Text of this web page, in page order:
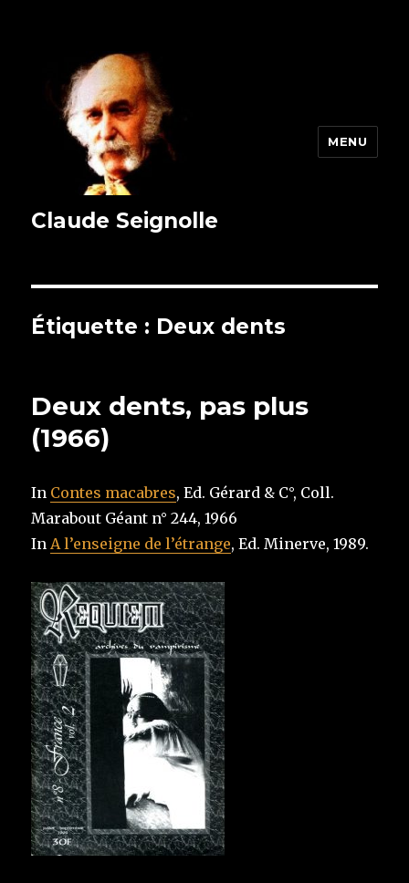
Claude Seignolle
MENU
Étiquette : Deux dents
Deux dents, pas plus
(1966)
In Contes macabres, Ed. Gérard & C°, Coll.
Marabout Géant n° 244, 1966
In A l’enseigne de l’étrange, Ed. Minerve, 1989.